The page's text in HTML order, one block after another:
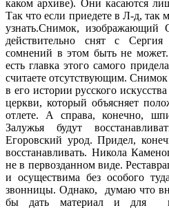
каком архиве). Они касаются
Так что если приедете в Л-д, так
узнать.Снимок, изображающий
действительно снят с
сомнений в этом быть не
есть главка этого самого
считаете отсутствующим.
в его истории русского
церкви, который объясняет
отлете. А справа, конечно,
Залужья будут
Егоровский урод. Придел,
восстанавливать. Никола
не в первозданном виде.
и осуществима без особого
звонницы. Однако, думаю что
бы дать материал и для